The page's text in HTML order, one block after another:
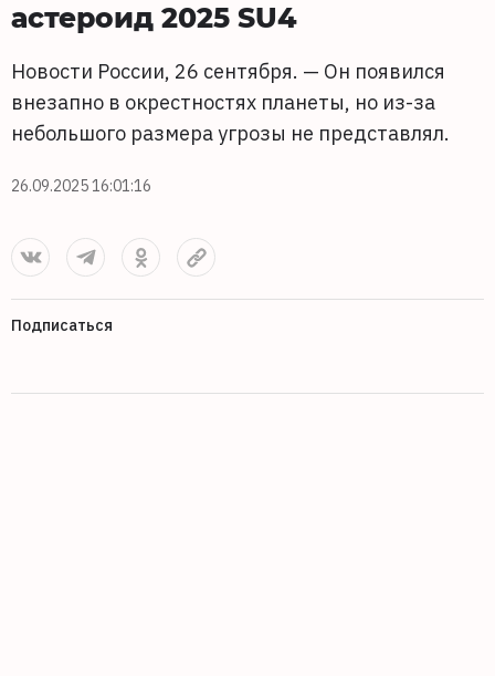
астероид 2025 SU4
Новости России, 26 сентября. — Он появился
внезапно в окрестностях планеты, но из-за
небольшого размера угрозы не представлял.
26.09.2025 16:01:16
Подписаться